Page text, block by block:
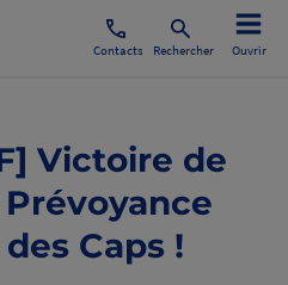
Contacts Rechercher Ouvrir
Victoire de
Caps !